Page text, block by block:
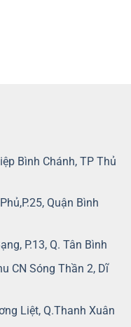
Bình Chánh, TP Thủ
Quận Bình
P.13, Q. Tân Bình
CN Sóng Thần 2, Dĩ
Liệt, Q.Thanh Xuân